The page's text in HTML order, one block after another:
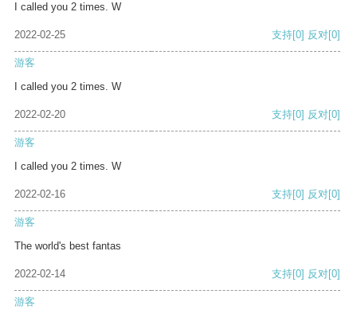
I called you 2 times. W
2022-02-25 支持[0] 反对[0]
游客
I called you 2 times. W
2022-02-20 支持[0] 反对[0]
游客
I called you 2 times. W
2022-02-16 支持[0] 反对[0]
游客
The world's best fantas
2022-02-14 支持[0] 反对[0]
游客